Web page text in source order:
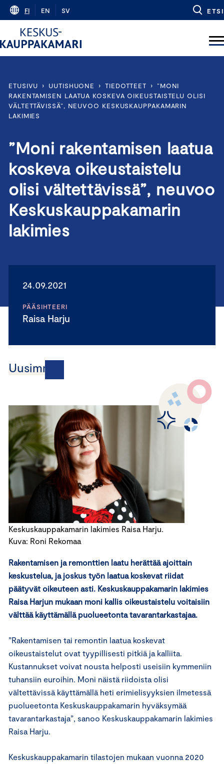
Skip
content
FI EN SV ETSI
ETUSIVU › UUTISHUONE › TIEDOTTEET › ”MONI
RAKENTAMISEN LAATUA KOSKEVA OIKEUSTAISTELU OLISI
VÄLTETTÄVISSÄ”, NEUVOO KESKUSKAUPPAKAMARIN
LAKIMIES
”Moni rakentamisen laatua
koskeva oikeustaistelu
olisi vältettävissä”, neuvoo
Keskuskauppakamarin
lakimies
24.09.2021
PÄÄSIHTEERI
Raisa Harju
Uusimmat
Keskuskauppakamarin lakimies Raisa Harju.
Kuva: Roni Rekomaa
Rakentamisen ja remonttien laatu herättää ajoittain
keskustelua, ja joskus työn laatua koskevat riidat
päätyvät oikeuteen asti. Keskuskauppakamarin lakimies
Raisa Harjun mukaan moni kallis oikeustaistelu voitaisiin
välttää käyttämällä puolueetonta tavarantarkastajaa.
”Rakentamisen tai remontin laatua koskevat
oikeustaistelut ovat tyypillisesti pitkiä ja kalliita.
Kustannukset voivat nousta helposti useisiin kymmeniin
tuhansiin euroihin. Moni näistä riidoista olisi
vältettävissä käyttämällä heti erimielisyyksien ilmetessä
puolueetonta Keskuskauppakamarin hyväksymää
tavarantarkastaja”, sanoo Keskuskauppakamarin lakimies
Raisa Harju.
Keskuskauppakamarin tilastojen mukaan vuonna 2020